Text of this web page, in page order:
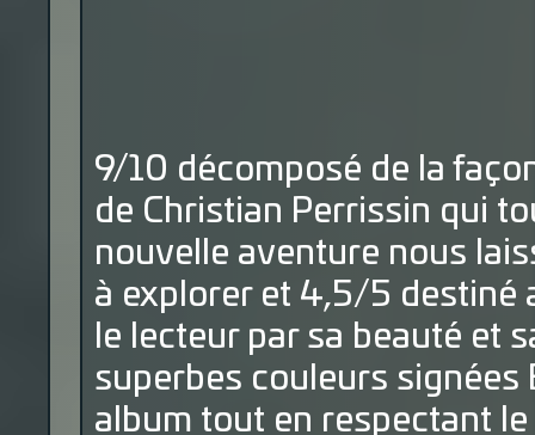
9/10 décomposé de la
de Christian Perrissin qui
nouvelle aventure nous
à explorer et 4,5/5 destiné
le lecteur par sa beauté et
superbes couleurs
album tout en respectant